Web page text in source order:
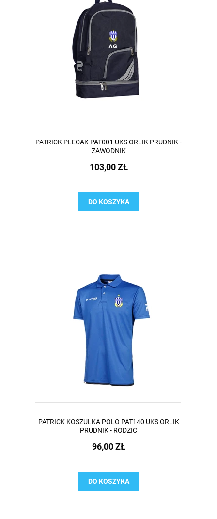
PATRICK PLECAK PAT001 UKS ORLIK PRUDNIK -
ZAWODNIK
103,00 ZŁ
DO KOSZYKA
PATRICK KOSZULKA POLO PAT140 UKS ORLIK
PRUDNIK - RODZIC
96,00 ZŁ
DO KOSZYKA